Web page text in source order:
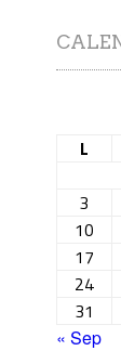
L
3
10
17
24
31
« Sep